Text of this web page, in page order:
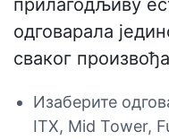
прилагодљиву
одговарала
сваког
Изаберите
ITX, Mid Tower,